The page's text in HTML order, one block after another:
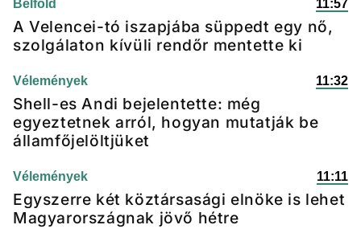
Belföld 11:57
A Velencei-tó iszapjába süppedt egy nő,
szolgálaton kívüli rendőr mentette ki
Vélemények 11:32
Shell-es Andi bejelentette: még
egyeztetnek arról, hogyan mutatják be
államfőjelöltjüket
Vélemények 11:11
Egyszerre két köztársasági elnöke is lehet
Magyarországnak jövő hétre